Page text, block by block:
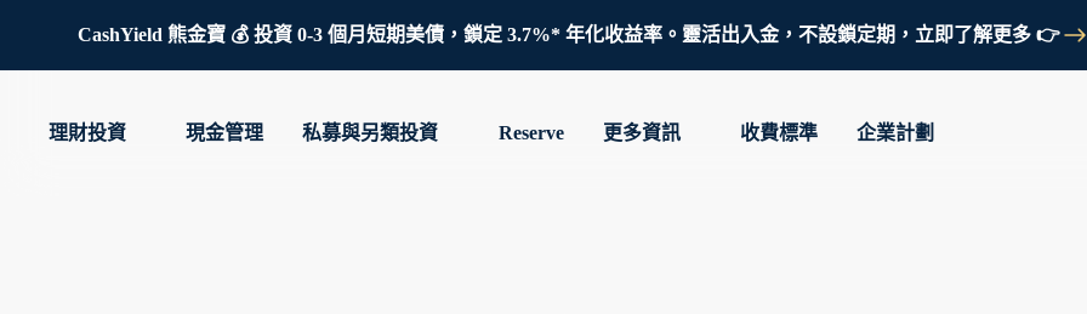
CashYield 熊金寶 💰 投資 0-3 個月短期美債，鎖定 3.7%* 年化收益率。靈活出入金，不設鎖定期，立即了解更多 👉
理財投資 現金管理 私募與另類投資 Reserve 更多資訊 收費標準 企業計劃